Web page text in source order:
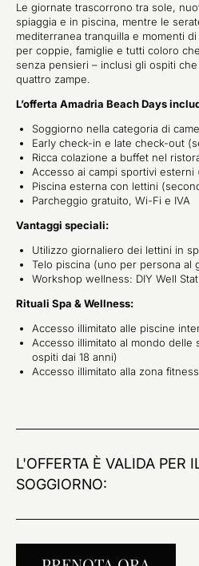
Le giornate trascorrono tra sole,
spiaggia e in piscina, mentre le
mediterranea tranquilla e momenti
per coppie, famiglie e tutti coloro
senza pensieri – inclusi gli ospiti
quattro zampe.
L’offerta Amadria Beach Days
Soggiorno nella categoria di
Early check-in e late check-out
Ricca colazione a buffet nel
Accesso ai campi sportivi esterni
Piscina esterna con lettini
Parcheggio gratuito, Wi-Fi e IVA
Vantaggi speciali:
Utilizzo giornaliero dei lettini in
Telo piscina (uno per persona al
Workshop wellness: DIY Well
Rituali Spa & Wellness:
Accesso illimitato alle piscine
Accesso illimitato al mondo delle
ospiti dai 18 anni)
Accesso illimitato alla zona
L'OFFERTA È VALIDA PER
SOGGIORNO: